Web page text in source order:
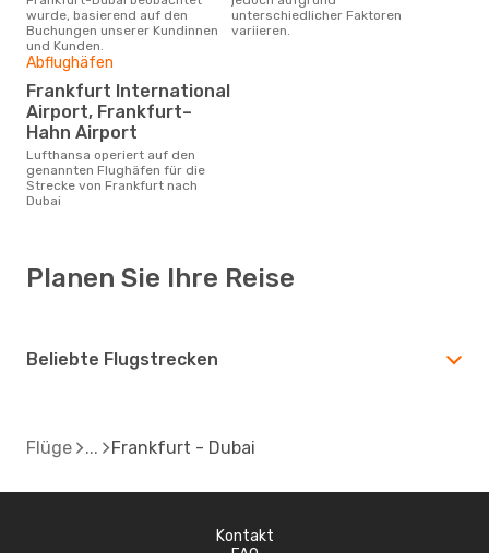
wurde, basierend auf den
Buchungen unserer Kundinnen
und Kunden.
unterschiedlicher Faktoren
variieren.
Abflughäfen
Frankfurt International
Airport, Frankfurt–
Hahn Airport
Lufthansa operiert auf den
genannten Flughäfen für die
Strecke von Frankfurt nach
Dubai
Planen Sie Ihre Reise
Beliebte Flugstrecken
Flüge Frankfurt - Dubai
Kontakt